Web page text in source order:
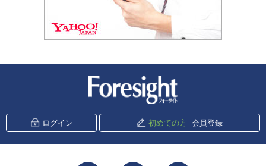
ログイン 初めての方 会員登録